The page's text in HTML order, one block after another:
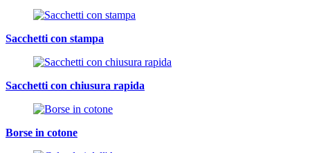
Sacchetti con stampa
Sacchetti con chiusura rapida
Borse in cotone